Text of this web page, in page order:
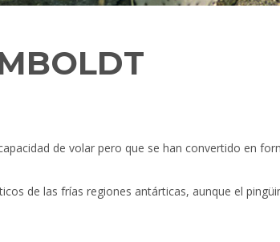
de volar pero que se han convertido en
de las frías regiones antárticas, aunque el